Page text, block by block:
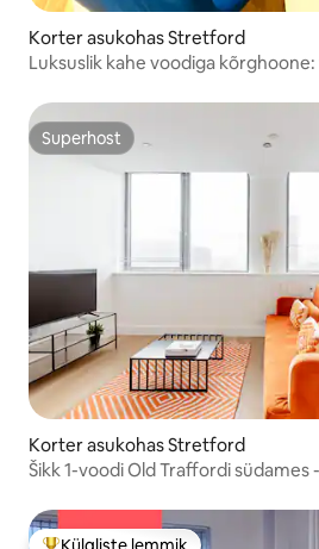
Korter asukohas Stretford
Luksuslik kahe voodiga
Superhost
Superhost
Korter asukohas Stretford
Šikk 1-voodi Old Traffordi südames